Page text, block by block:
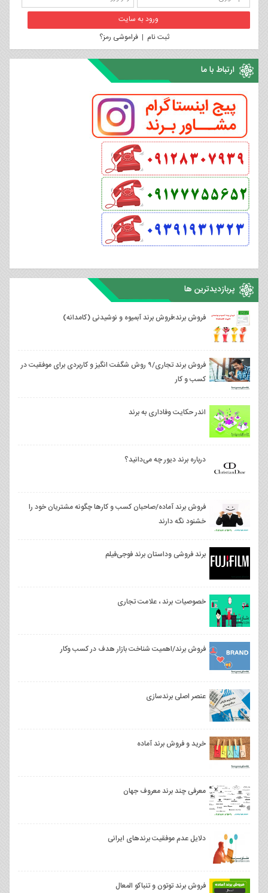
ثبت نام |فراموشی رمز؟
ارتباط با ما
پربازدیدترین ها
فروش برند؛فروش برند آبمیوه و نوشیدنی (کامدانه)
فروش برند تجاری/۹ روش شگفت انگیز و کاربردی برای موفقیت در
کسب و کار
اندر حکایت وفاداری به برند
درباره برند دیور چه می‌دانید؟
فروش برند آماده/صاحبان کسب و کارها چگونه مشتریان خود را
خشنود نگه دارند
برند فروشی وداستان برند فوجی‌فیلم
خصوصیات برند ، علامت تجاری
فروش برند/اهمیت شناخت بازار هدف در کسب وکار
عنصر اصلی برندسازی
خرید و فروش برند آماده
معرفی چند برند معروف جهان
دلایل عدم موفقیت برندهای ایرانی
فروش برند توتون و تنباکو المعال